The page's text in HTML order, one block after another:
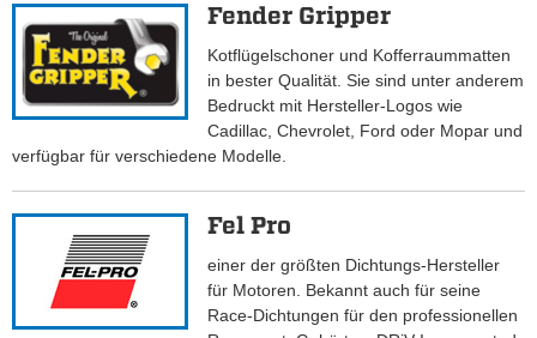
Fender Gripper
Kotflügelschoner und Kofferraummatten
in bester Qualität. Sie sind unter anderem
Bedruckt mit Hersteller-Logos wie
Cadillac, Chevrolet, Ford oder Mopar und
verfügbar für verschiedene Modelle.
Fel Pro
einer der größten Dichtungs-Hersteller
für Motoren. Bekannt auch für seine
Race-Dichtungen für den professionellen